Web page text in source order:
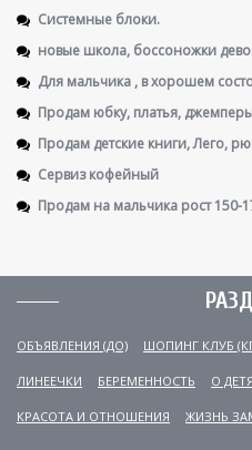
Системные блоки.
новые школа, боссоножки
Для мальчика , в хорошем
Продам юбку, платья,
Продам детские книги, Лего,
Сервиз кофейный
Продам на мальчика рост 150-
ОБЪЯВЛЕНИЯ (ДО) ШОПИНГ КЛУБ
ЛИНЕЕЧКИ БЕРЕМЕННОСТЬ О
КРАСОТА И ОТНОШЕНИЯ ЖИЗНЬ